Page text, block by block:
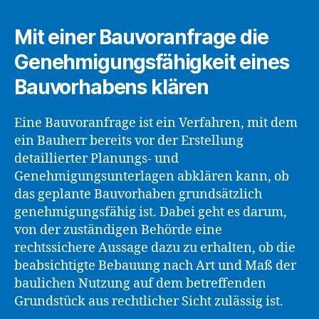
Mit einer Bauvoranfrage die
Genehmigungsfähigkeit eines
Bauvorhabens klären
Eine Bauvoranfrage ist ein Verfahren, mit dem
ein Bauherr bereits vor der Erstellung
detaillierter Planungs- und
Genehmigungsunterlagen abklären kann, ob
das geplante Bauvorhaben grundsätzlich
genehmigungsfähig ist. Dabei geht es darum,
von der zuständigen Behörde eine
rechtssichere Aussage dazu zu erhalten, ob die
beabsichtigte Bebauung nach Art und Maß der
baulichen Nutzung auf dem betreffenden
Grundstück aus rechtlicher Sicht zulässig ist.